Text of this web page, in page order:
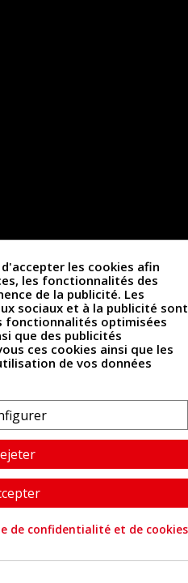
05 63 34 51 88
création Quatrys 💙
les cookies afin
les fonctionnalités des
de la publicité. Les
sociaux et à la publicité sont
fonctionnalités optimisées
que des publicités
ces cookies ainsi que les
de vos données
de confidentialité et de cookies